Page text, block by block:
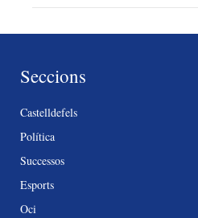
Seccions
Castelldefels
Política
Successos
Esports
Oci